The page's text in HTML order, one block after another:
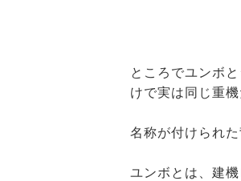
ところでユンボ
けで実は同じ重機
名称が付けられ
ユンボとは、建